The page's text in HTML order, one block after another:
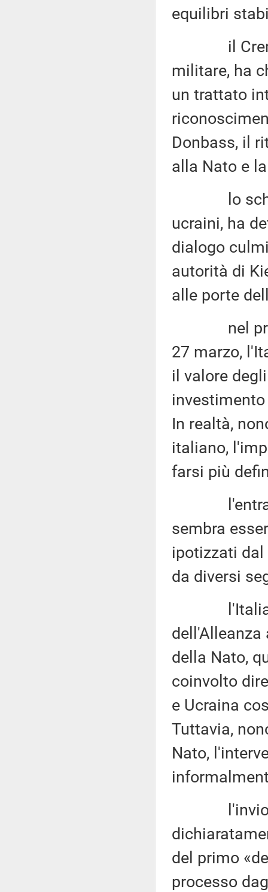
equilibri
il
militare, ha
un trattato
Donbass, il
alla Nato e
lo
ucraini, ha
dialogo
autorità di
alle porte
nel primo
27 marzo,
il valore
In realtà,
italiano,
farsi più
l'entrata
sembra
ipotizzati
da diversi
l'Italia
della Nato,
coinvolto
e Ucraina
Tuttavia,
Nato,
l'invio di
del primo
processo